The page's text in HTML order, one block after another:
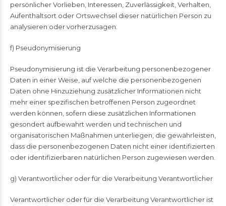
persönlicher Vorlieben, Interessen, Zuverlässigkeit, Verhalten,
Aufenthaltsort oder Ortswechsel dieser natürlichen Person zu
analysieren oder vorherzusagen.
f) Pseudonymisierung
Pseudonymisierung ist die Verarbeitung personenbezogener
Daten in einer Weise, auf welche die personenbezogenen
Daten ohne Hinzuziehung zusätzlicher Informationen nicht
mehr einer spezifischen betroffenen Person zugeordnet
werden können, sofern diese zusätzlichen Informationen
gesondert aufbewahrt werden und technischen und
organisatorischen Maßnahmen unterliegen, die gewährleisten,
dass die personenbezogenen Daten nicht einer identifizierten
oder identifizierbaren natürlichen Person zugewiesen werden.
g) Verantwortlicher oder für die Verarbeitung Verantwortlicher
Verantwortlicher oder für die Verarbeitung Verantwortlicher ist